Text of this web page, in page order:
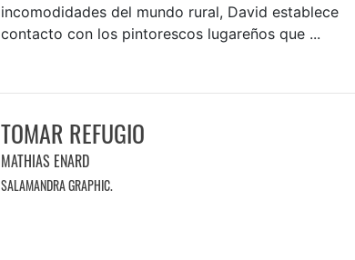
incomodidades del mundo rural, David establece
contacto con los pintorescos lugareños que ...
TOMAR REFUGIO
MATHIAS ENARD
SALAMANDRA GRAPHIC.